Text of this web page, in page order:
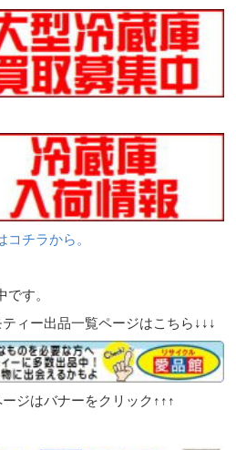
チラから。
す。
ィー出品一覧ページはこちら↓↓↓
ジはバナーをクリック↑↑↑